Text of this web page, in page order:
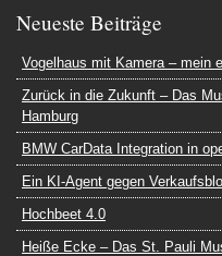
Neueste Beiträge
Vogelhaus mit Kamera – mein
Zurück in die Zukunft – Das
Hamburg
BMW CarData Integration in
Ein KI-Agent gegen
Hochbeet 4.0
Heiße Ecke – Das St. Pauli